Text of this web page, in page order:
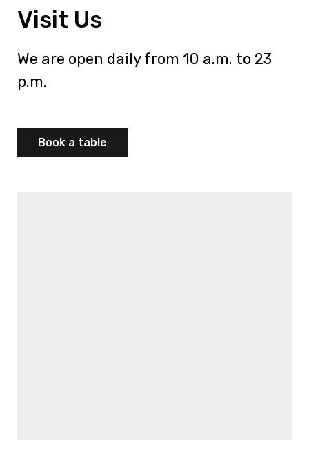
Visit Us
We are open daily from 10 a.m. to 23
p.m.
Book a table